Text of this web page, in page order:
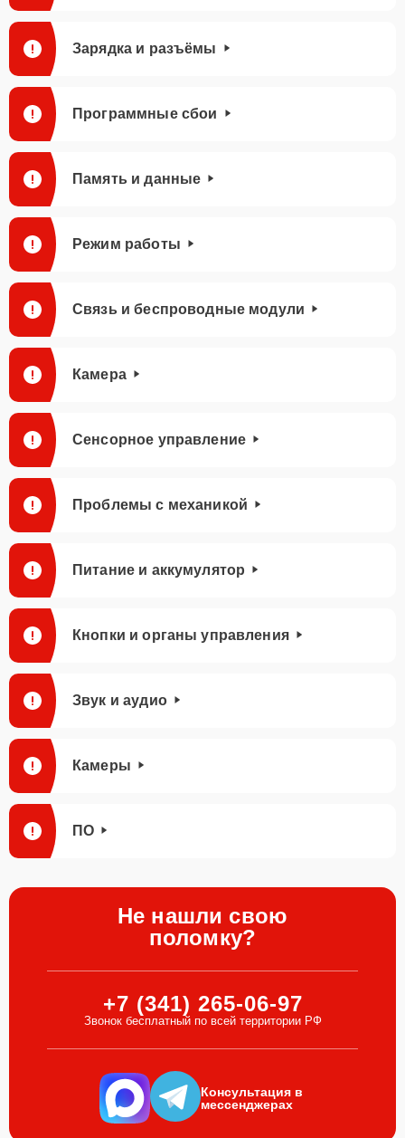
Зарядка и разъёмы
Программные сбои
Память и данные
Режим работы
Связь и беспроводные модули
Камера
Сенсорное управление
Проблемы с механикой
Питание и аккумулятор
Кнопки и органы управления
Звук и аудио
Камеры
ПО
Не нашли свою
поломку?
+7 (341) 265-06-97
Звонок бесплатный по всей территории РФ
Консультация в
мессенджерах